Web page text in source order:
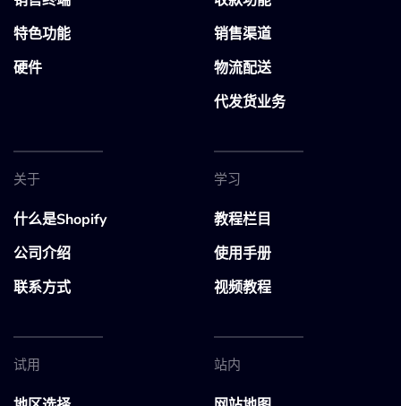
特色功能
硬件
销售渠道
物流配送
代发货业务
关于
什么是Shopify
公司介绍
联系方式
学习
教程栏目
使用手册
视频教程
试用 站内